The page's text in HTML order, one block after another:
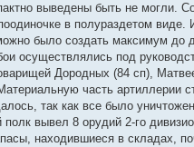
выведены быть не могли.
в полураздетом виде.
было создать максимум до
осуществлялись под
Дородных (84 сп),
часть артиллерии
так как все было
полк вывел 8 орудий 2-го
находившиеся в складах,